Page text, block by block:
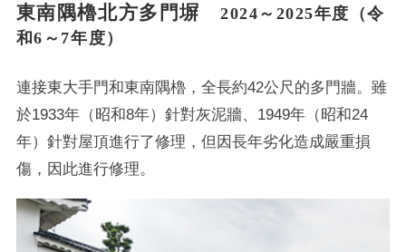
東南隅櫓北方多門塀2024～2025年度（令
和6～7年度）
連接東大手門和東南隅櫓，全長約42公尺的多門牆。雖
於1933年（昭和8年）針對灰泥牆、1949年（昭和24
年）針對屋頂進行了修理，但因長年劣化造成嚴重損
傷，因此進行修理。